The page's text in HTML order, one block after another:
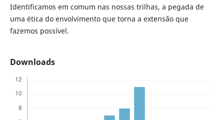
Identificamos em comum nas nossas trilhas, a pegada de
uma ética do envolvimento que torna a extensão que
fazemos possível.
Downloads